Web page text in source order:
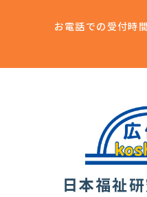
お電話での受付時
日本福祉